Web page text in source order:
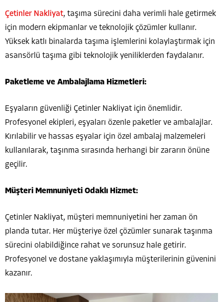
Çetinler Nakliyat, taşıma sürecini daha verimli hale getirmek
için modern ekipmanlar ve teknolojik çözümler kullanır.
Yüksek katlı binalarda taşıma işlemlerini kolaylaştırmak için
asansörlü taşıma gibi teknolojik yeniliklerden faydalanır.
Paketleme ve Ambalajlama Hizmetleri:
Eşyaların güvenliği Çetinler Nakliyat için önemlidir.
Profesyonel ekipleri, eşyaları özenle paketler ve ambalajlar.
Kırılabilir ve hassas eşyalar için özel ambalaj malzemeleri
kullanılarak, taşınma sırasında herhangi bir zararın önüne
geçilir.
Müşteri Memnuniyeti Odaklı Hizmet:
Çetinler Nakliyat, müşteri memnuniyetini her zaman ön
planda tutar. Her müşteriye özel çözümler sunarak taşınma
sürecini olabildiğince rahat ve sorunsuz hale getirir.
Profesyonel ve dostane yaklaşımıyla müşterilerinin güvenini
kazanır.